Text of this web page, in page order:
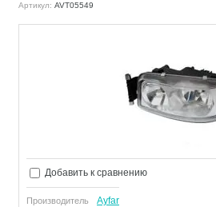
Артикул: AVT05549
Добавить к сравнению
Производитель Ayfar